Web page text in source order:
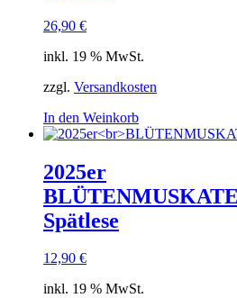
26,90 €
inkl. 19 % MwSt.
zzgl. Versandkosten
In den Weinkorb
2025er
Spätlese
12,90 €
inkl. 19 % MwSt.